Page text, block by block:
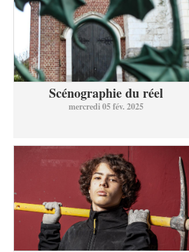
Scénographie du réel
mercredi 05 fév. 2025